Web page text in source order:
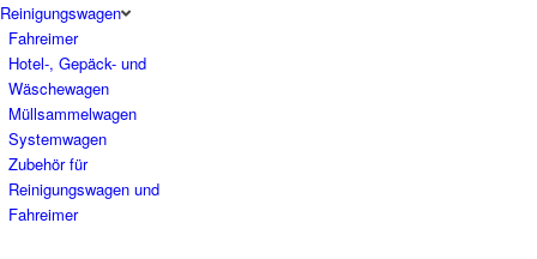
Reinigungswagen
Fahreimer
Hotel-, Gepäck- und
Wäschewagen
Müllsammelwagen
Systemwagen
Zubehör für
Reinigungswagen und
Fahreimer